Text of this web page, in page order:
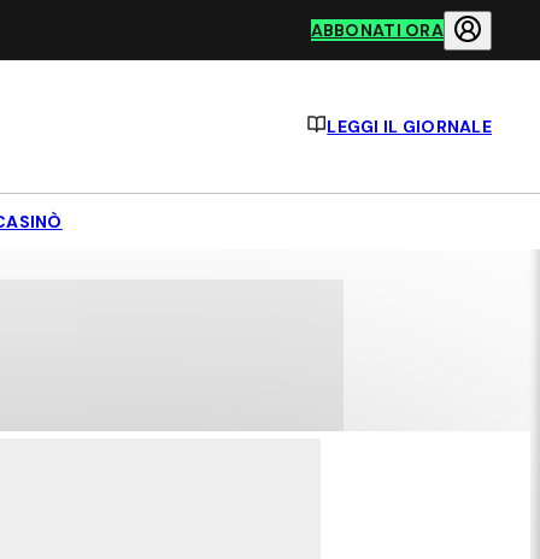
ABBONATI ORA
LEGGI IL GIORNALE